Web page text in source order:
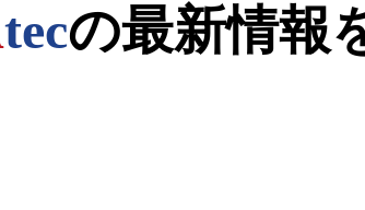
tecの最新情報